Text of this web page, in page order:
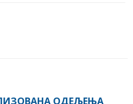
ОДЕЉЕЊА